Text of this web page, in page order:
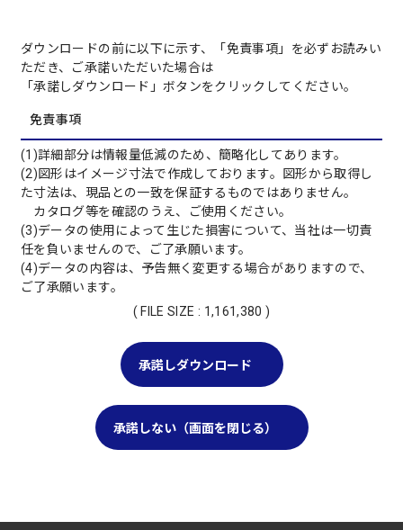
ダウンロードの前に以下に示す、「免責事項」を必ずお読みい
ただき、ご承諾いただいた場合は
「承諾しダウンロード」ボタンをクリックしてください。
免責事項
(1)詳細部分は情報量低減のため、簡略化してあります。
(2)図形はイメージ寸法で作成しております。図形から取得し
た寸法は、現品との一致を保証するものではありません。
カタログ等を確認のうえ、ご使用ください。
(3)データの使用によって生じた損害について、当社は一切責
任を負いませんので、ご了承願います。
(4)データの内容は、予告無く変更する場合がありますので、
ご了承願います。
( FILE SIZE : 1,161,380 )
承諾しダウンロード
承諾しない（画面を閉じる）